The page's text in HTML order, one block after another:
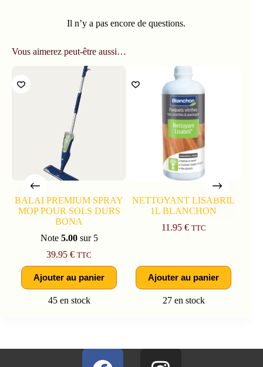
Il n’y a pas encore de questions.
Vous aimerez peut-être aussi…
BALAI PREMIUM SPRAY
MOP POUR SOLS DURS
BONA
Note 5.00sur 5
39.95€ TTC
Ajouter au panier
45 en stock
NETTOYANT LISABRIL
1L BLANCHON
11.95 € TTC
Ajouter au panier
27 en stock